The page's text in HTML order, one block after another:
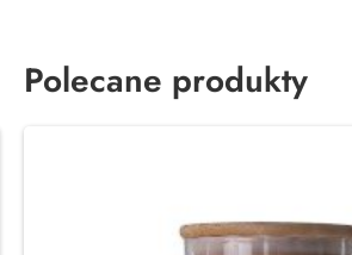
Polecane produkty